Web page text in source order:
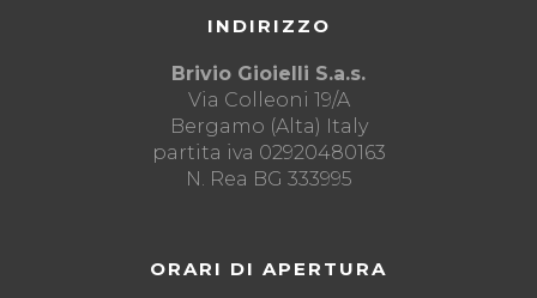
INDIRIZZO
Brivio Gioielli S.a.s.
Via Colleoni 19/A
Bergamo (Alta) Italy
partita iva 02920480163
N. Rea BG 333995
ORARI DI APERTURA